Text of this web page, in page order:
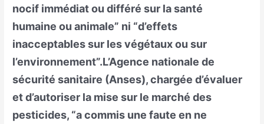
nocif immédiat ou différé sur la santé
humaine ou animale” ni “d’effets
inacceptables sur les végétaux ou sur
l’environnement”.L’Agence nationale de
sécurité sanitaire (Anses), chargée d’évaluer
et d’autoriser la mise sur le marché des
pesticides, “a commis une faute en ne